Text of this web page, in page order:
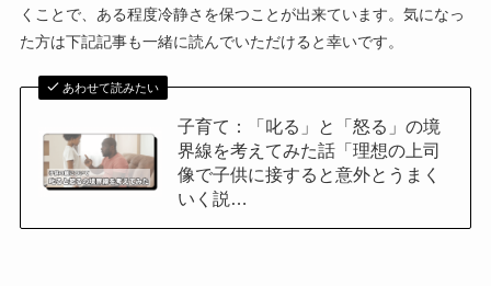
くことで、ある程度冷静さを保つことが出来ています。気になっ
た方は下記記事も一緒に読んでいただけると幸いです。
あわせて読みたい
子育て：「叱る」と「怒る」の境
界線を考えてみた話「理想の上司
像で子供に接すると意外とうまく
いく説…